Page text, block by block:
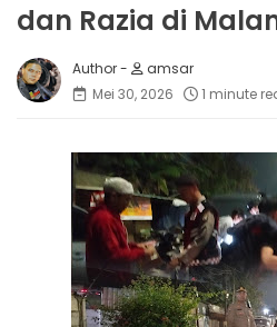
dan Razia di
amsar
Mei 30, 2026
1 minute